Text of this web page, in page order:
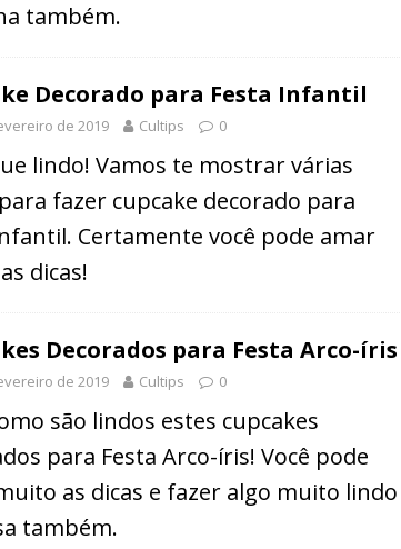
também.
Decorado para Festa Infantil
de 2019 Cultips 0
lindo! Vamos te mostrar várias
fazer cupcake decorado para
Certamente você pode amar
dicas!
Decorados para Festa Arco-íris
de 2019 Cultips 0
são lindos estes cupcakes
para Festa Arco-íris! Você pode
as dicas e fazer algo muito lindo
também.